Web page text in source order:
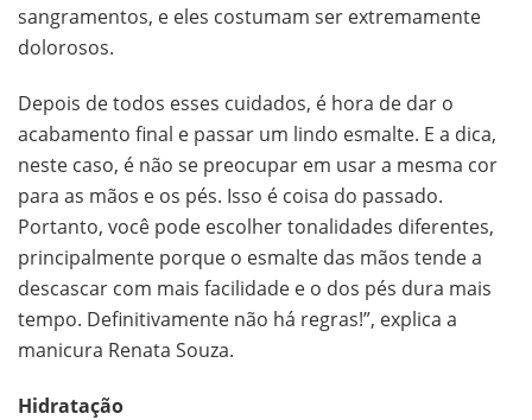
sangramentos, e eles costumam ser extremamente
dolorosos.
Depois de todos esses cuidados, é hora de dar o
acabamento final e passar um lindo esmalte. E a dica,
neste caso, é não se preocupar em usar a mesma cor
para as mãos e os pés. Isso é coisa do passado.
Portanto, você pode escolher tonalidades diferentes,
principalmente porque o esmalte das mãos tende a
descascar com mais facilidade e o dos pés dura mais
tempo. Definitivamente não há regras!”, explica a
manicura Renata Souza.
Hidratação